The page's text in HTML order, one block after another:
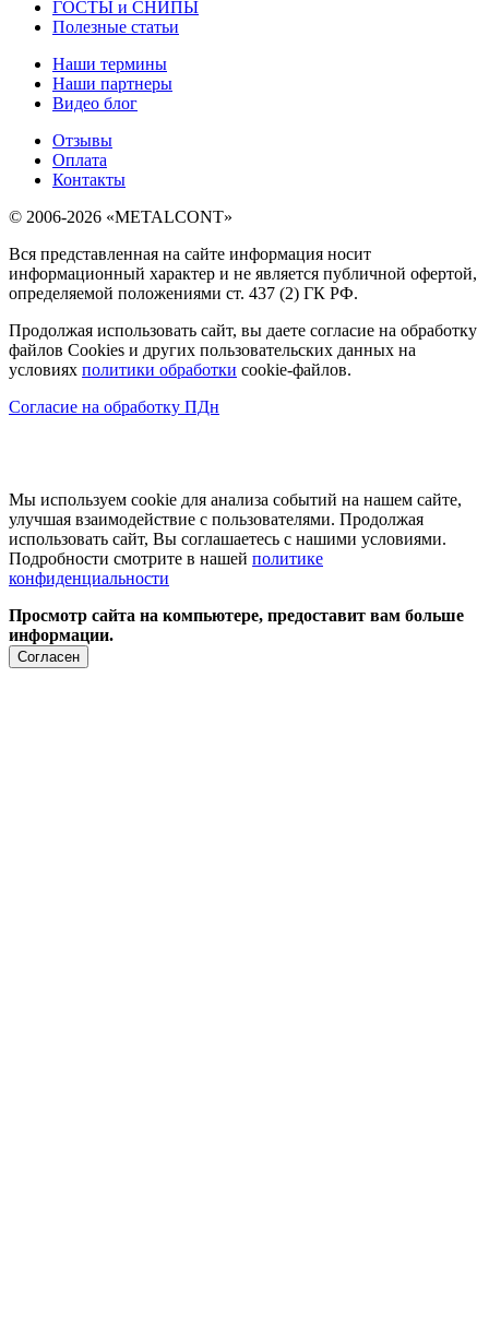
ГОСТЫ и СНИПЫ
Полезные статьи
Наши термины
Наши партнеры
Видео блог
Отзывы
Оплата
Контакты
© 2006-2026 «METALCONT»
Вся представленная на сайте информация носит
информационный характер и не является публичной офертой,
определяемой положениями ст. 437 (2) ГК РФ.
Продолжая использовать сайт, вы даете согласие на обработку
файлов Cookies и других пользовательских данных на
условиях политики обработки cookie-файлов.
Согласие на обработку ПДн
Мы используем cookie для анализа событий на нашем сайте,
улучшая взаимодействие с пользователями. Продолжая
использовать сайт, Вы соглашаетесь с нашими условиями.
Подробности смотрите в нашей политике
конфиденциальности
Просмотр сайта на компьютере, предоставит вам больше
информации.
Согласен